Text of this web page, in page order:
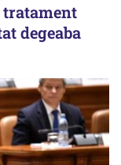
tratament
degeaba